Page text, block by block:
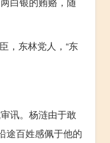
，东林党人，“东
讯。杨涟由于敢
途百姓感佩于他的